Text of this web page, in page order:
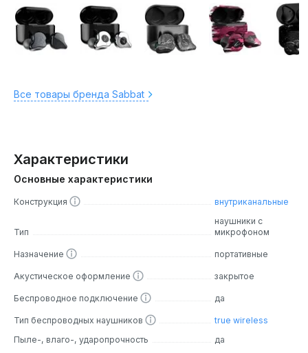
Все товары бренда Sabbat
Характеристики
Основные характеристики
Конструкция внутриканальные
Тип
наушники с
микрофоном
Назначение портативные
Акустическое оформление закрытое
Беспроводное подключение да
Тип беспроводных наушников
true wireless
Пыле-, влаго-, ударопрочность
да